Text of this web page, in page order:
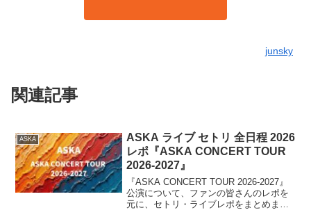
junsky
関連記事
ASKA
ASKA ライブ セトリ 全日程 2026
レポ『ASKA CONCERT TOUR
2026-2027』
『ASKA CONCERT TOUR 2026-2027』
公演について、ファンの皆さんのレポを
元に、セトリ・ライブレポをまとめま